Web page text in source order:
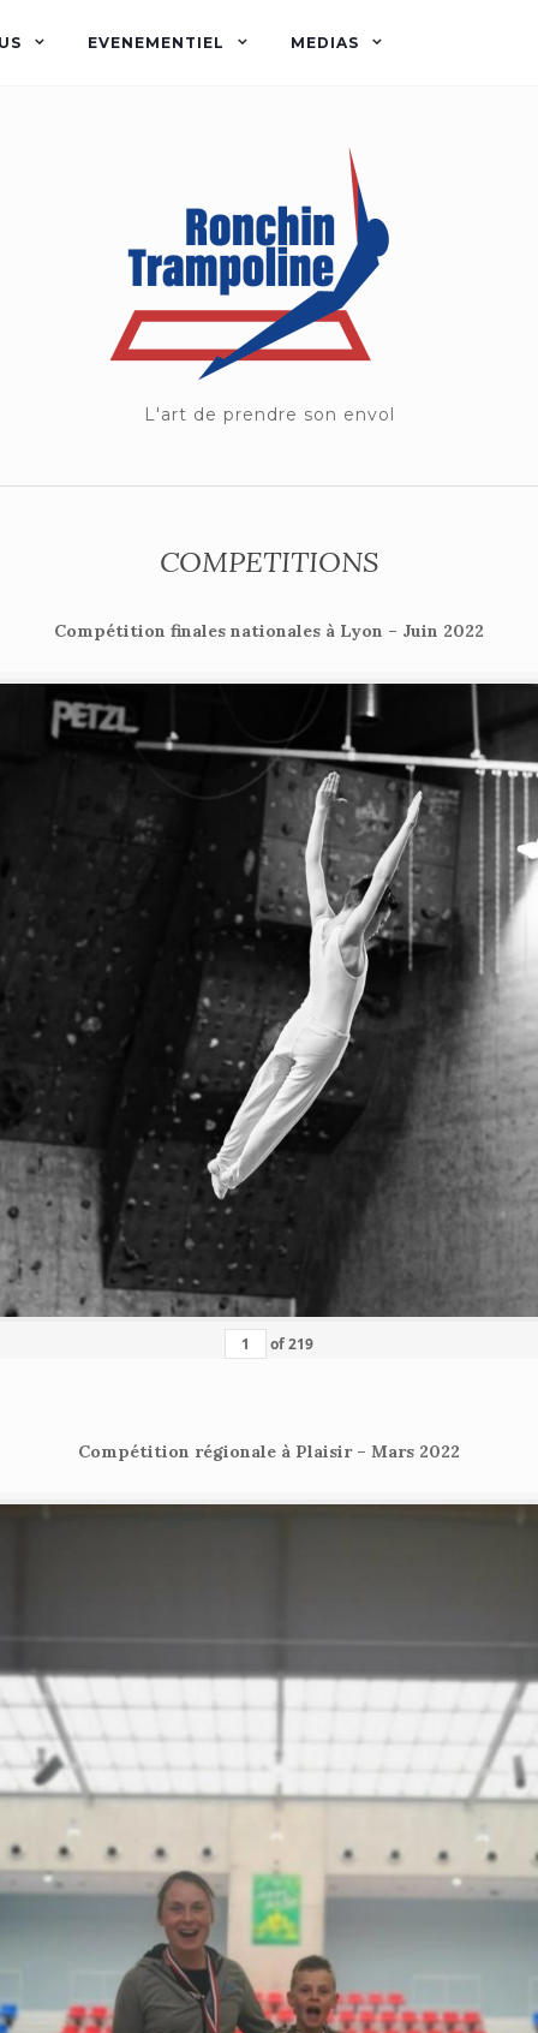
EVENEMENTIEL MEDIAS
L'art de prendre son envol
COMPETITIONS
Compétition finales nationales à Lyon – Juin 2022
of219
Compétition régionale à Plaisir – Mars 2022